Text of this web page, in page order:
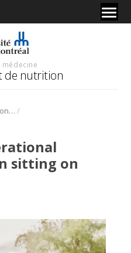
médecine
de nutrition
En marche vers une co-construction d’activités /
sitting on